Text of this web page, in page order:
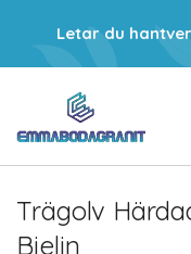
Letar du
Trägolv
Bjelin